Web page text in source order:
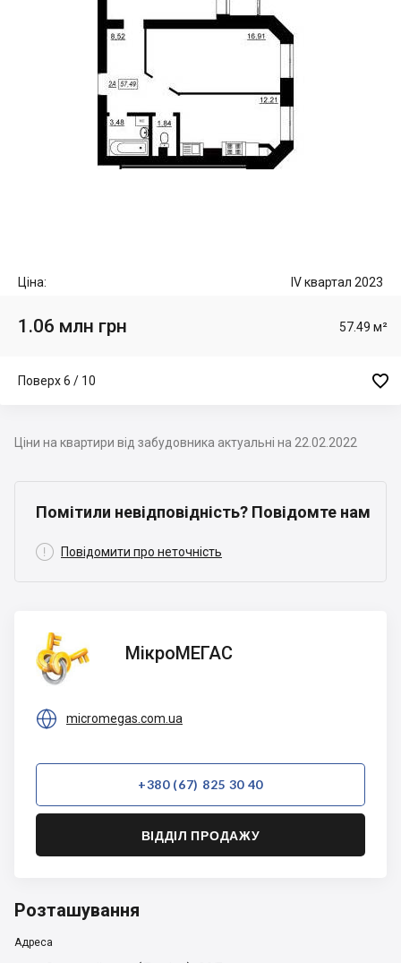
Ціна: IV квартал 2023
1.06 млн грн 57.49 м²
Поверх 6 / 10 
Ціни на квартири від забудовника актуальні на 22.02.2022
Помітили невідповідність? Повідомте нам
 Повідомити про неточність
МікроМЕГАС
МікроМЕГАС
 micromegas.com.ua
+380 (67) 825 30 40
ВІДДІЛ ПРОДАЖУ
Розташування
Адреса